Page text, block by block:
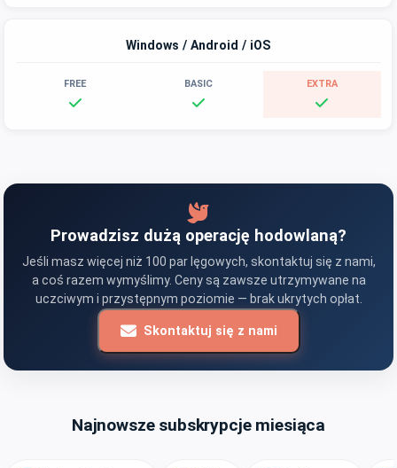
Windows / Android / iOS
Prowadzisz dużą operację hodowlaną?
Jeśli masz więcej niż 100 par lęgowych, skontaktuj się z nami,
a coś razem wymyślimy. Ceny są zawsze utrzymywane na
uczciwym i przystępnym poziomie — brak ukrytych opłat.
Skontaktuj się z nami
Najnowsze subskrypcje miesiąca